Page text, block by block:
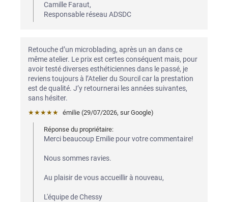
Camille Faraut,
Responsable réseau ADSDC
Retouche d’un microblading, après un an dans ce
même atelier. Le prix est certes conséquent mais, pour
avoir testé diverses esthéticiennes dans le passé, je
reviens toujours à l’Atelier du Sourcil car la prestation
est de qualité. J’y retournerai les années suivantes,
sans hésiter.
★★★★★ émilie (29/07/2026, sur Google)
Réponse du propriétaire:
Merci beaucoup Emilie pour votre commentaire!
Nous sommes ravies.
Au plaisir de vous accueillir à nouveau,
L'équipe de Chessy